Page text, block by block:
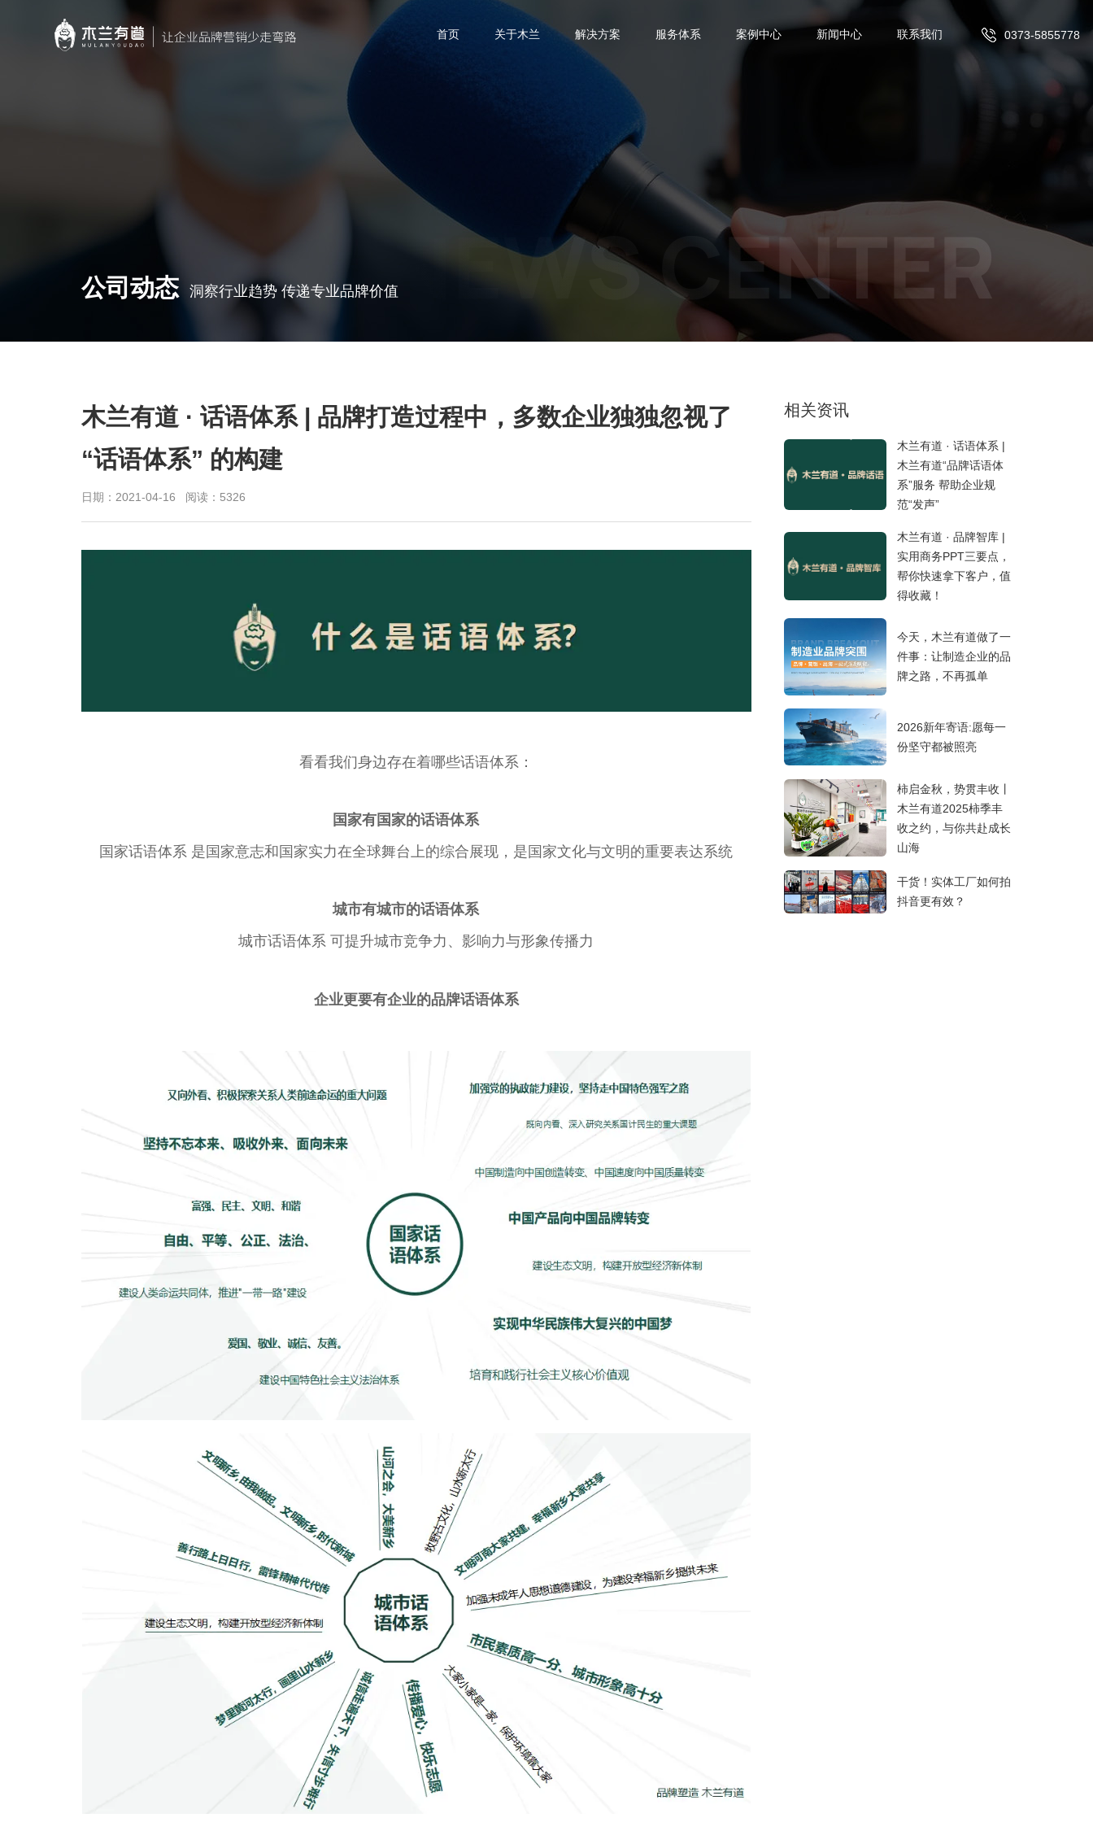
首页 关于木兰 解决方案 服务体系 案例中心 新闻中心 联系我们 0373-5855778
公司动态 洞察行业趋势 传递专业品牌价值NEWS CENTER
木兰有道 · 话语体系 | 品牌打造过程中，多数企业独独忽视了
“话语体系” 的构建
日期：2021-04-16 阅读：5326
看看我们身边存在着哪些话语体系：
国家有国家的话语体系
国家话语体系 是国家意志和国家实力在全球舞台上的综合展现，是国家文化与文明的重要表达系统
城市有城市的话语体系
城市话语体系 可提升城市竞争力、影响力与形象传播力
企业更要有企业的品牌话语体系
相关资讯
木兰有道 · 话语体系 |
木兰有道“品牌话语体
系”服务 帮助企业规
范“发声”
木兰有道 · 品牌智库 |
实用商务PPT三要点，
帮你快速拿下客户，值
得收藏！
今天，木兰有道做了一
件事：让制造企业的品
牌之路，不再孤单
2026新年寄语:愿每一
份坚守都被照亮
柿启金秋，势贯丰收丨
木兰有道2025柿季丰
收之约，与你共赴成长
山海
干货！实体工厂如何拍
抖音更有效？